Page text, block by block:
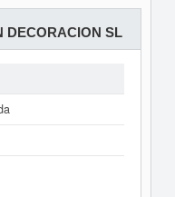
DECORACION SL